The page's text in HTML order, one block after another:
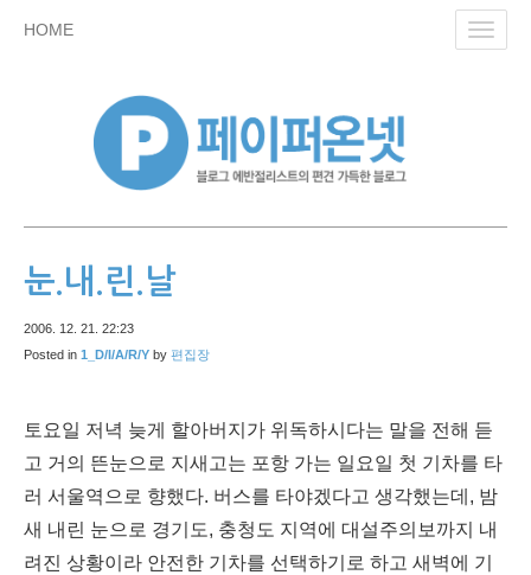
HOME
눈.내.린.날
2006. 12. 21. 22:23
Posted in 1_D/I/A/R/Y by 편집장
토요일 저녁 늦게 할아버지가 위독하시다는 말을 전해 듣
고 거의 뜬눈으로 지새고는 포항 가는 일요일 첫 기차를 타
러 서울역으로 향했다. 버스를 타야겠다고 생각했는데, 밤
새 내린 눈으로 경기도, 충청도 지역에 대설주의보까지 내
려진 상황이라 안전한 기차를 선택하기로 하고 새벽에 기